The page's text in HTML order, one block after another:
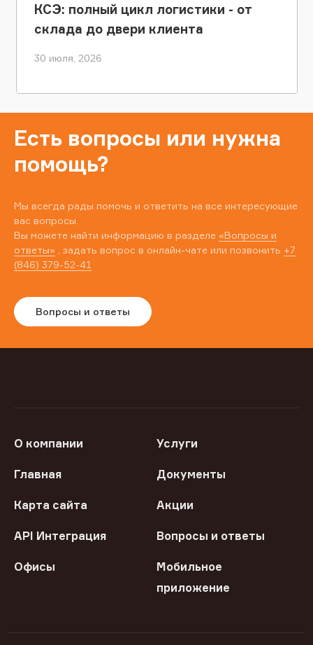
КСЭ: полный цикл логистики - от
склада до двери клиента
30 июля, 2026
Есть вопросы или нужна
помощь?
Мы всегда рады помочь и ответить на все интересующие
вас вопросы.
Вы можете найти информацию в разделе «Вопросы и
ответы» , задать вопрос в онлайн-чате или позвонить +7
(846) 379-52-41
Вопросы и ответы
О компании Услуги
Главная Документы
Карта сайта Акции
API Интеграция Вопросы и ответы
Офисы
Мобильное
приложение